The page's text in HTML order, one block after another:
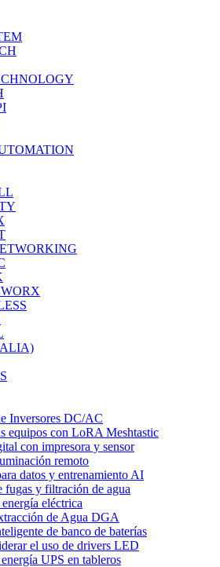
Inversores DC/AC
equipos con LoRA Meshtastic
con impresora y sensor
remoto
datos y entrenamiento AI
fugas y filtración de agua
eléctrica
de Agua DGA
de banco de baterías
el uso de drivers LED
UPS en tableros